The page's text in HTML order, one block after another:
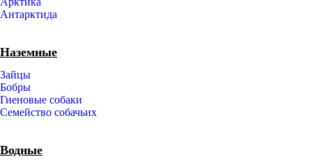
Антарктида
Наземные
Зайцы
Бобры
Гиеновые собаки
Семейство собачьих
Водные